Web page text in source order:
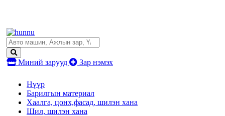
Миний зарууд Зар нэмэх
Нүүр
Барилгын материал
Хаалга, цонх,фасад, шилэн хана
Шил, шилэн хана